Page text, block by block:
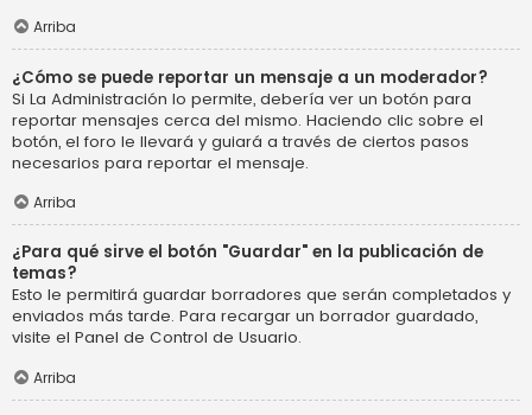
Arriba
¿Cómo se puede reportar un mensaje a un moderador?
Si La Administración lo permite, debería ver un botón para
reportar mensajes cerca del mismo. Haciendo clic sobre el
botón, el foro le llevará y guiará a través de ciertos pasos
necesarios para reportar el mensaje.
Arriba
¿Para qué sirve el botón "Guardar" en la publicación de
temas?
Esto le permitirá guardar borradores que serán completados y
enviados más tarde. Para recargar un borrador guardado,
visite el Panel de Control de Usuario.
Arriba